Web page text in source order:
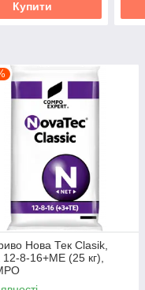
Купити
Нова Тек Clasik,
8-16+МЕ (25 кг),